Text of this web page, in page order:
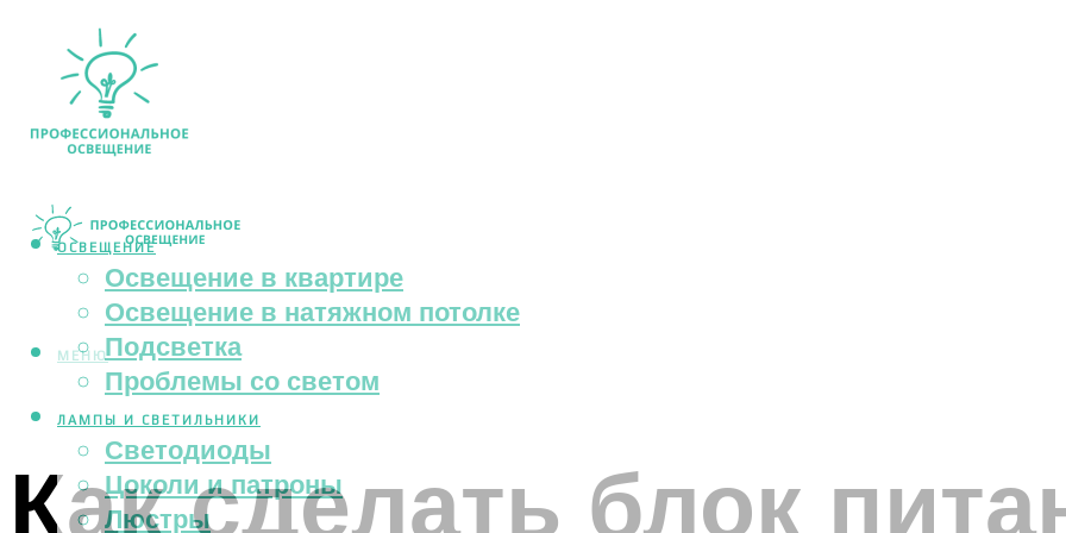
ОСВЕЩЕНИЕ
Освещение в квартире
Освещение в натяжном потолке
Подсветка
Проблемы со светом
ЛАМПЫ И СВЕТИЛЬНИКИ
Светодиоды
Цоколи и патроны
Люстры
МЕНЮ
Как сделать блок